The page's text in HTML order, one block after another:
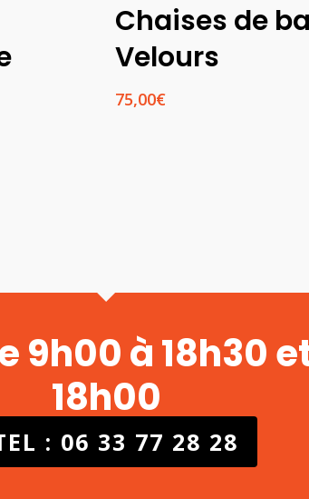
Options
Chaises de
Velours
75,00€
à 18h30
18h00
: 06 33 77 28 28